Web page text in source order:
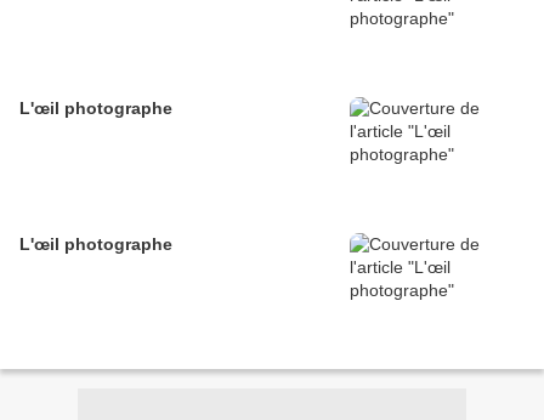
L'œil photographe
L'œil photographe